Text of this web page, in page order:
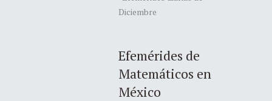
Diciembre
Efemérides de
Matemáticos en
México